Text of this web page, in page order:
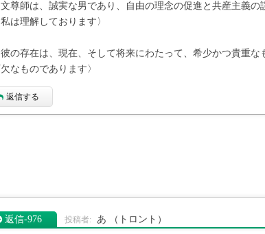
尊師は、誠実な男であり、自由の理念の促進と共産主義
は理解しております〉
の存在は、現在、そして将来にわたって、希少かつ貴重
なものであります〉
返信する
返信‐976 あ （トロント）